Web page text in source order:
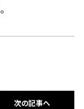
次の記事へ